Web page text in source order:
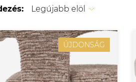
Legújabb elöl
ÚJDONSÁG